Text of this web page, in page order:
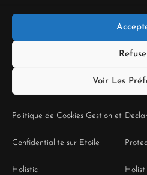
Voir Les
Politique de Cookies Gestion et
Confidentialité sur Etoile
Holistic
Équilibre Vie Pro Perso